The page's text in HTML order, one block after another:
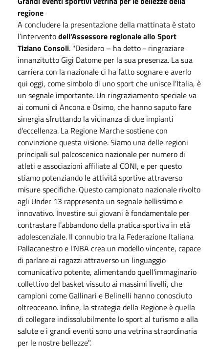
regione
A concludere la presentazione della mattinata è stato
l’interventodell’Assessore regionale allo Sport
Tiziano Consoli. "Desidero – ha detto - ringraziare
innanzitutto Gigi Datome per la sua presenza. La sua
carriera con la nazionale ci ha fatto sognare e averlo
qui oggi, come simbolo di uno sport che unisce l'Italia, è
un segnale importante. Un ringraziamento speciale va
ai comuni di Ancona e Osimo, che hanno saputo fare
sinergia sfruttando la vicinanza di due impianti
d'eccellenza. La Regione Marche sostiene con
convinzione questa visione. Siamo una delle regioni
principali sul palcoscenico nazionale per numero di
atleti e associazioni affiliate al CONI, e per questo
stiamo potenziando le attività sportive attraverso
misure specifiche. Questo campionato nazionale rivolto
agli Under 13 rappresenta un segnale bellissimo e
innovativo. Investire sui giovani è fondamentale per
contrastare l'abbandono della pratica sportiva in età
adolescenziale. Il connubio tra la Federazione Italiana
Pallacanestro e l'NBA crea un modello vincente, capace
di parlare ai ragazzi attraverso un linguaggio
comunicativo potente, alimentando quell'immaginario
collettivo del basket vissuto ai massimi livelli, che
campioni come Gallinari e Belinelli hanno conosciuto
oltreoceano. Infine, la strategia della Regione è quella
di collegare indissolubilmente lo sport al turismo e alla
salute e i grandi eventi sono una vetrina straordinaria
per le nostre bellezze".